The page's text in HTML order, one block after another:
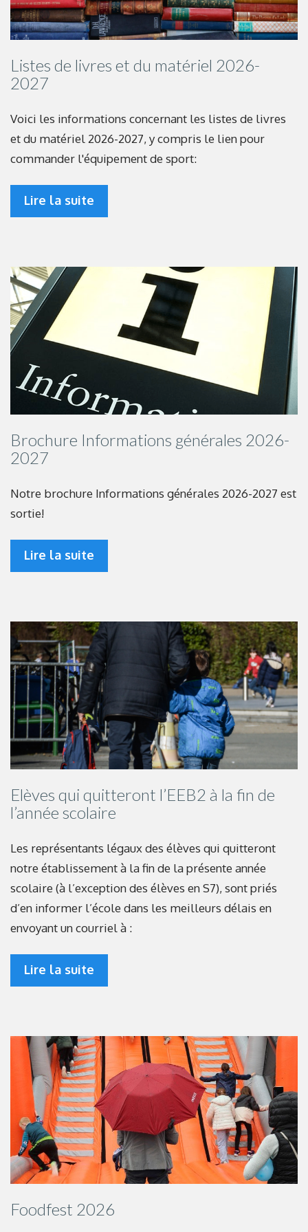
Listes de livres et du matériel 2026-
2027
Voici les informations concernant les listes de livres
et du matériel 2026-2027, y compris le lien pour
commander l'équipement de sport:
Lire la suite
Brochure Informations générales 2026-
2027
Notre brochure Informations générales 2026-2027 est
sortie!
Lire la suite
Elèves qui quitteront l’EEB2 à la fin de
l’année scolaire
Les représentants légaux des élèves qui quitteront
notre établissement à la fin de la présente année
scolaire (à l’exception des élèves en S7), sont priés
d’en informer l’école dans les meilleurs délais en
envoyant un courriel à :
Lire la suite
Foodfest 2026